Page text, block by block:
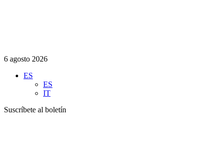
6 agosto 2026
ES
ES
IT
Suscríbete al boletín